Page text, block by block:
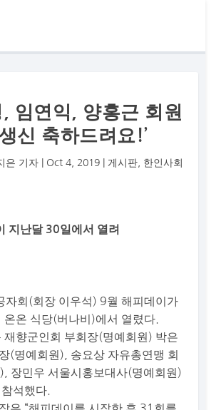
, 임연익, 양홍근 회원
신 축하드려요!’
은 기자 Oct 4, 2019 게시판 한인사회
지난달 30일에서 열려
자회(회장 이우석) 9월 해피데이가
온온 식당(버나비)에서 열렸다.
재향군인회 부회장(명예회원) 박은
(명예회원), 송요상 자유총연맹 회
장민우 서울시홍보대사(명예회원)
석했다.